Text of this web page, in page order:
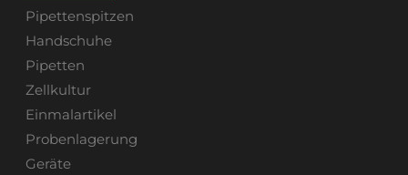
Pipettenspitzen
Handschuhe
Pipetten
Zellkultur
Einmalartikel
Probenlagerung
Geräte